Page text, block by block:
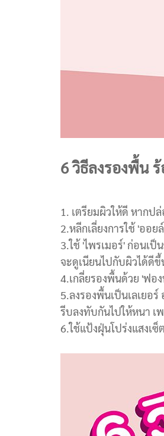
6 วิธีลงรองพื้น
1. เตรียมผิวให้ดี หากป
2.หลีกเลี่ยงการใช้ 'ออ
3.ใช้ 'ไพรเมอร์' ก่อนเ
จะดูเนียนไปกับผิวได้ดี
4.เกลี่ยรองพื้นด้วย 'ฟอ
5.ลงรองพื้นเป็นเลเยอ
รีบลงทับกันไปให้หนา เ
6.ใช้แป้งฝุ่นโปร่งแสงเ